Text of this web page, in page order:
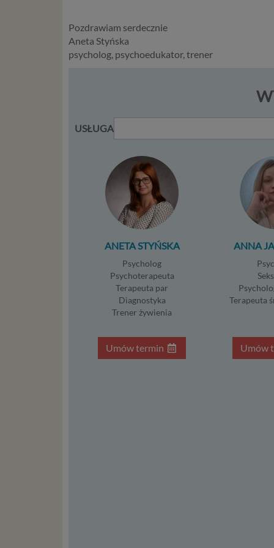
Pozdrawiam serdecznie
Aneta Styńska
psycholog, psychoedukator, trener
USŁUGA
ANETA STYŃSKA
Psycholog
Psychoterapeuta
Terapeuta par
Diagnostyka
Trener żywienia
Umów termin
ANNA
Terapeuta
Umów
Twoje
czasu
zgody
–
jest